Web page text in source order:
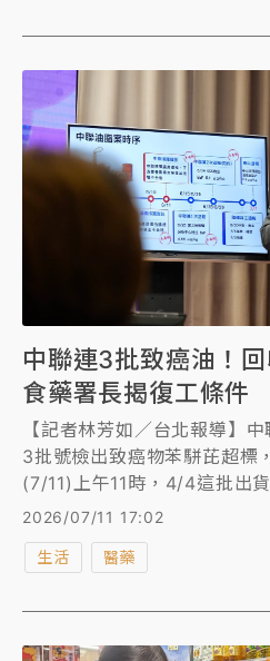
中聯連3批致癌油！
食藥署長揭復工條件
【記者林芳如／台北報導】
3批號檢出致癌物苯駢芘超標
(7/11)上午11時，4/4這批出
為18項，已下架回收量從62
回收30.4公噸；5/10的批號
2026/07/11 17:02
生活 醫藥